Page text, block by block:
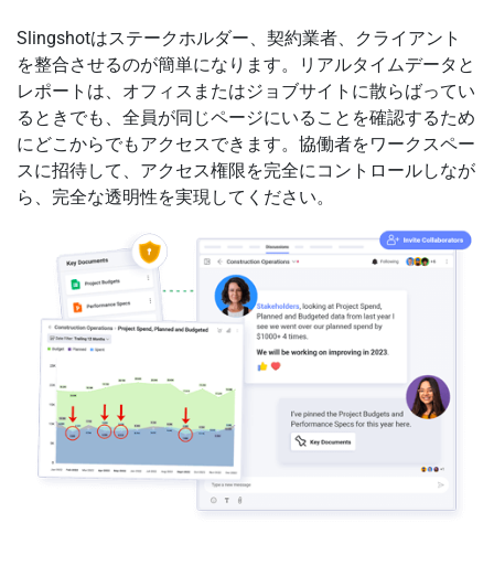
Slingshotはステークホルダー、契約業者、クライアント
を整合させるのが簡単になります。リアルタイムデータと
レポートは、オフィスまたはジョブサイトに散らばってい
るときでも、全員が同じページにいることを確認するため
にどこからでもアクセスできます。協働者をワークスペー
スに招待して、アクセス権限を完全にコントロールしなが
ら、完全な透明性を実現してください。